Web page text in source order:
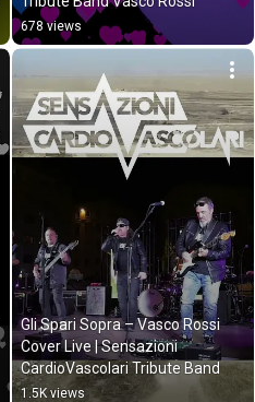
678 views
Gli Spari Sopra – Vasco Rossi
Cover Live | Sensazioni
CardioVascolari Tribute Band
1.5K views